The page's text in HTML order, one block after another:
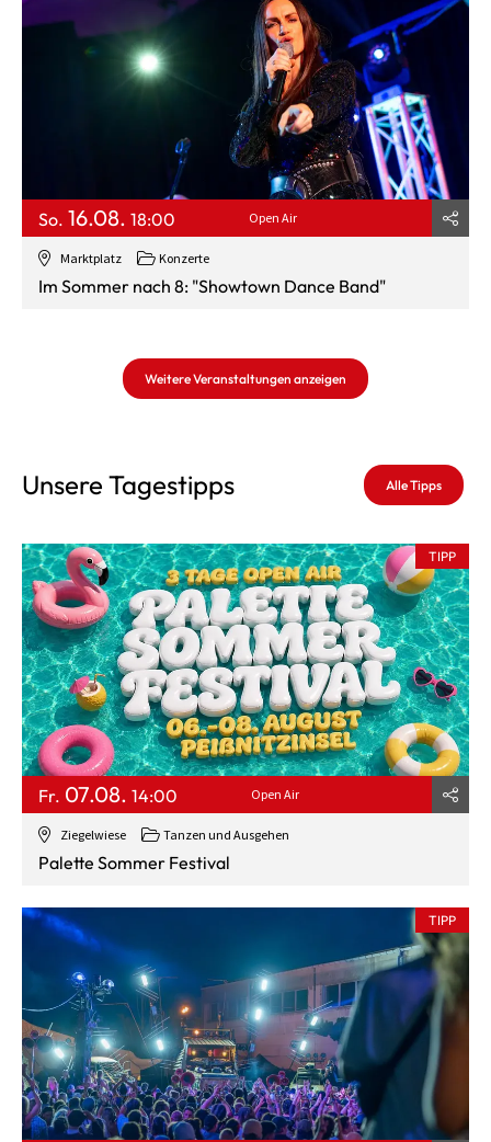
Marktplatz Konzerte
So. 16.08. 18:00 Open Air
Im Sommer nach 8: "Showtown Dance Band"
Weitere Veranstaltungen anzeigen
Unsere Tagestipps Alle Tipps
Ziegelwiese Tanzen und Ausgehen
TIPP
Fr. 07.08. 14:00 Open Air
Palette Sommer Festival
TIPP